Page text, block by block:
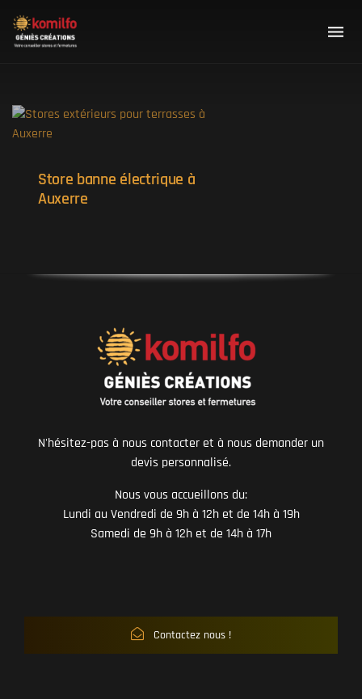
Store banne électrique à
Auxerre
N'hésitez-pas à nous contacter et à nous demander un
devis personnalisé.
Nous vous accueillons du:
Lundi au Vendredi de 9h à 12h et de 14h à 19h
Samedi de 9h à 12h et de 14h à 17h
Contactez nous !